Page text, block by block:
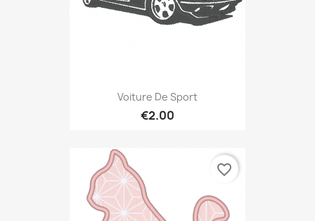
Voiture De Sport
€2.00
favorite_border